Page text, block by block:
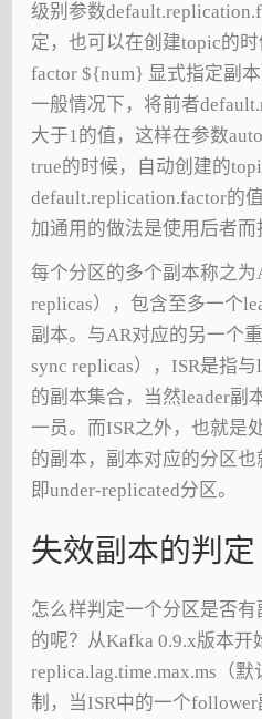
级别参数
定，也可以在创建topic的
factor ${num} 显式指定副
一般情况下，将前者
大于1的值，这样在参数
true的时候，自动创建的
default.replication.factor的
加通用的做法是使用后者而
每个分区的多个副本称之为
replicas），包含至多一个
副本。与AR对应的另一个
sync replicas），ISR是指
的副本集合，当然leader副
一员。而ISR之外，也就是
的副本，副本对应的分区也
即under-replicated分区。
失效副本的判定
怎么样判定一个分区是否
的呢？从Kafka 0.9.x版本
replica.lag.time.max.ms（
制，当ISR中的一个